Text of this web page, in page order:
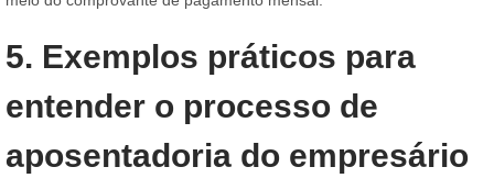
5. Exemplos práticos para
entender o processo de
aposentadoria do empresário